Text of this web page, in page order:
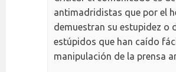
antimadridistas que por el
demuestran su estupidez o
estúpidos que han caído
manipulación de la prensa